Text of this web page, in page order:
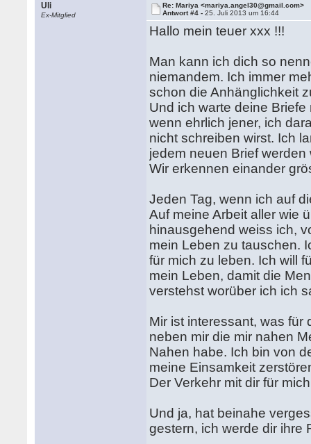
Uli
Ex-Mitglied
Re: Mariya <mariya.angel30@gmail.com>
Antwort #4 -25. Juli 2013 um 16:44
Hallo mein teuer xxx !!!
Man kann ich dich so
niemandem. Ich immer
schon die Anhänglichkeit
Und ich warte deine
wenn ehrlich jener, ich
nicht schreiben wirst. Ich
jedem neuen Brief
Wir erkennen einander
Jeden Tag, wenn ich auf
Auf meine Arbeit aller wie
hinausgehend weiss ich,
mein Leben zu tauschen.
für mich zu leben. Ich will
mein Leben, damit die
verstehst worüber ich ich
Mir ist interessant, was
neben mir die mir nahen
Nahen habe. Ich bin von
meine Einsamkeit
Der Verkehr mit dir für
Und ja, hat beinahe
gestern, ich werde dir ihre